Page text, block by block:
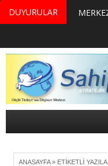
DUYURULAR
ANASAYFA» ETIKETLI